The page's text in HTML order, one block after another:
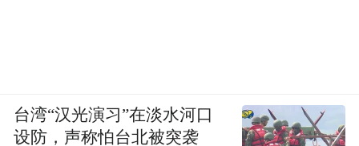
台湾“汉光演习”在淡水河口
设防，声称怕台北被突袭